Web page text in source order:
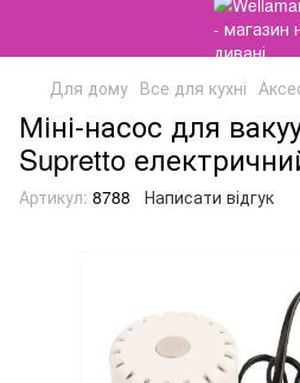
Для дому Все для кухні
Міні-насос для
Supretto
Артикул: 8788 Написати відгук